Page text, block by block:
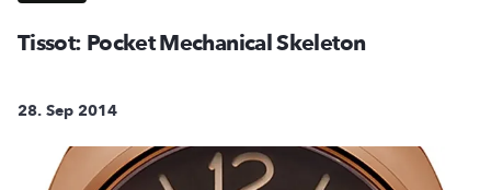
Tissot: Pocket Mechanical Skeleton
28. Sep 2014